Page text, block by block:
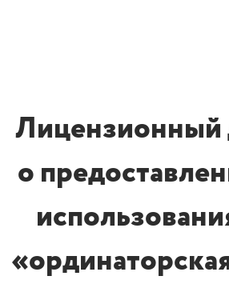
Лицензионный
о